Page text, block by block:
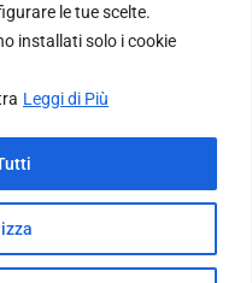
le tue scelte.
installati solo i cookie
Leggi di Più
nostre newsletter
By